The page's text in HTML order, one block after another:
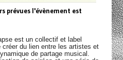
prévues l'évènement est
est un collectif et label
créer du lien entre les artistes et
de partage musical.